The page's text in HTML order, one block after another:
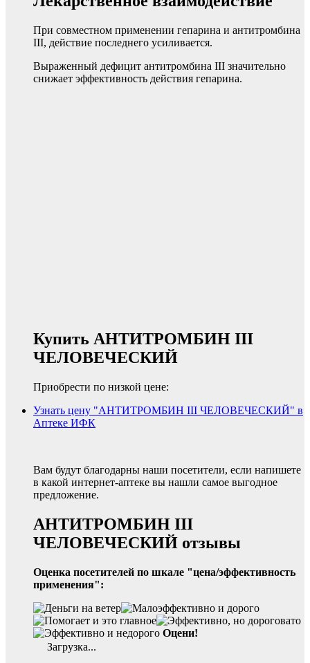
При совместном применении гепарина и антитромбина
III, действие последнего усиливается.
Выраженный дефицит антитромбина III значительно
снижает эффективность действия гепарина.
Купить АНТИТРОМБИН III
ЧЕЛОВЕЧЕСКИЙ
Приобрести по низкой цене:
Узнать цену "АНТИТРОМБИН III ЧЕЛОВЕЧЕСКИЙ" в
Аптеке ИФК
Вам будут благодарны наши посетители, если напишете
в какой интернет-аптеке вы нашли самое выгодное
предложение.
АНТИТРОМБИН III
ЧЕЛОВЕЧЕСКИЙ отзывы
Оценка посетителей по шкале "цена/эффективность
применения":
Оцени!
Загрузка...